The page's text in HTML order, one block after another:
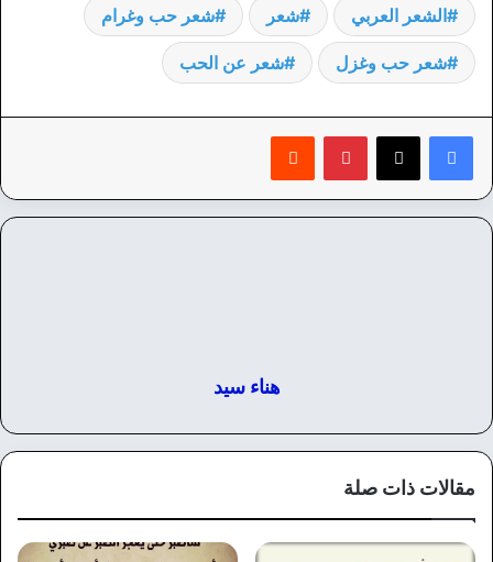
الشعر العربي شعر شعر حب وغرام
شعر حب وغزل شعر عن الحب
بينتيريست
هناء سيد
مقالات ذات صلة